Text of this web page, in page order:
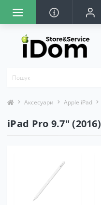
Аксесуари Apple iPad
iPad Pro 9.7" (2016)